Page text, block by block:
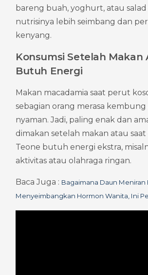
bareng buah, yoghurt, atau salad
nutrisinya lebih seimbang dan
kenyang.
Konsumsi Setelah Makan
Butuh Energi
Makan macadamia saat perut
sebagian orang merasa
nyaman. Jadi, paling enak dan
dimakan setelah makan atau saat
Teone butuh energi ekstra,
aktivitas atau olahraga ringan.
Baca Juga : Bagaimana Daun Meniran
Menyeimbangkan Hormon Wanita, Ini